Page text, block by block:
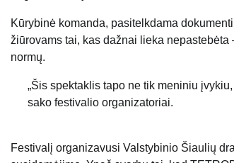
Kūrybinė komanda, pasitelkdama
žiūrovams tai, kas dažnai lieka
normų.
„Šis spektaklis tapo ne tik meniniu
sako festivalio organizatoriai.
Festivalį organizavusi Valstybinio Šiaulių